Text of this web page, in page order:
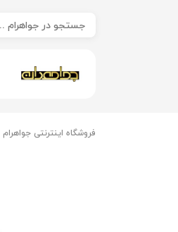
فروشگاه اینترنتی جواهرام